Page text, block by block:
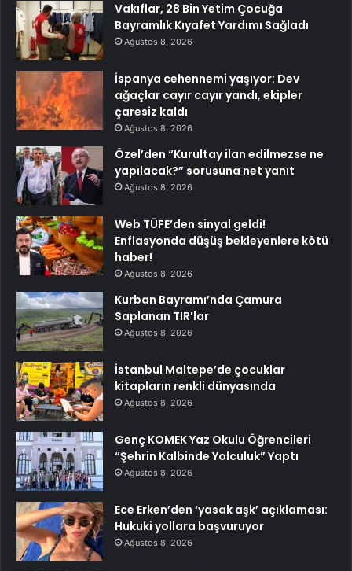
Vakıflar, 28 Bin Yetim Çocuğa
Bayramlık Kıyafet Yardımı Sağladı
Ağustos 8, 2026
İspanya cehennemi yaşıyor: Dev
ağaçlar cayır cayır yandı, ekipler
çaresiz kaldı
Ağustos 8, 2026
Özel’den “Kurultay ilan edilmezse ne
yapılacak?” sorusuna net yanıt
Ağustos 8, 2026
Web TÜFE’den sinyal geldi!
Enflasyonda düşüş bekleyenlere kötü
haber!
Ağustos 8, 2026
Kurban Bayramı’nda Çamura
Saplanan TIR’lar
Ağustos 8, 2026
İstanbul Maltepe’de çocuklar
kitapların renkli dünyasında
Ağustos 8, 2026
Genç KOMEK Yaz Okulu Öğrencileri
“Şehrin Kalbinde Yolculuk” Yaptı
Ağustos 8, 2026
Ece Erken’den ‘yasak aşk’ açıklaması:
Hukuki yollara başvuruyor
Ağustos 8, 2026